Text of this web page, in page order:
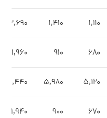
1,110
1,410
2,690
680
910
1,960
5,120
5,980
9,440
670
900
1,940